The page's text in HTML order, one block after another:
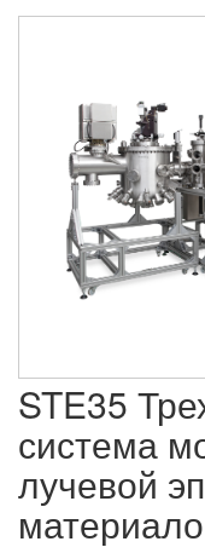
STE35
система
лучевой